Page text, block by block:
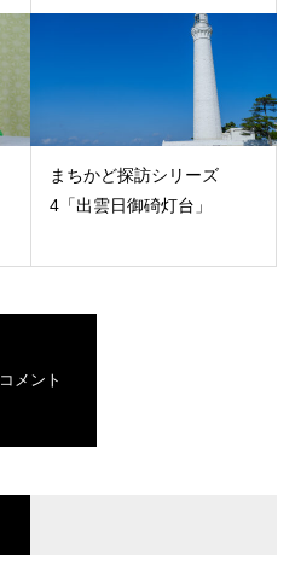
まちかど探訪シリーズ
4「出雲日御碕灯台」
コメント